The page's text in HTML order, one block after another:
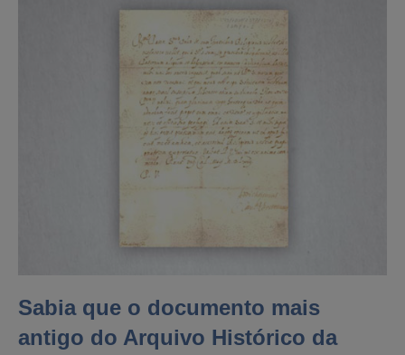
Sabia que o documento mais
antigo do Arquivo Histórico da